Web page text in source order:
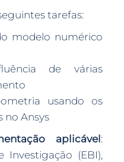
tarefas:
modelo numérico
de várias
usando os
no Ansys
aplicável :
Investigação (EBI),